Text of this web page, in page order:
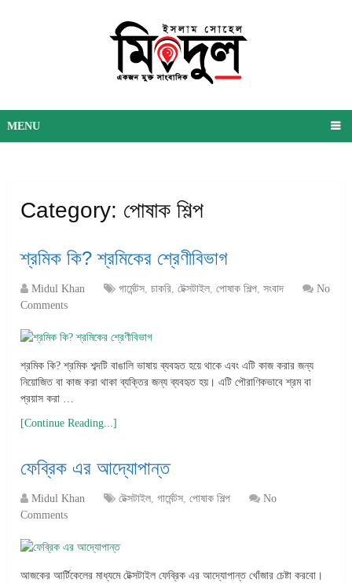
MENU
Category: পোষাক শিল্প
শ্রমিক কি? শ্রমিকের শ্রেণীবিভাগ
Midul Khan গার্মেন্টস,চাকরি,টেক্সটাইল,পোষাক শিল্প,সংবাদ
No
Comments
শ্রমিক কি? শ্রমিক শব্দটি বাঙালি ভাষায় ব্যবহৃত হয়ে থাকে এবং এটি কাজ করার জন্য
নিয়োজিত বা কাজ করা থাকা ব্যক্তির জন্য ব্যবহৃত হয়। এটি পৌরাণিকভাবে শ্রম বা
প্রয়াস করা …
[Continue Reading...]
ফেব্রিক এর আদ্যোপান্ত
Midul Khan টেক্সটাইল,গার্মেন্টস,পোষাক শিল্প
No
Comments
আজকের আর্টিকেলের মাধ্যমে টেক্সটাইল ফেব্রিক এর আদ্যোপান্ত খোঁজার চেষ্টা করবো।